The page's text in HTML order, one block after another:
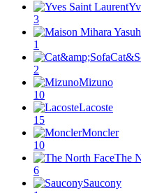
3
1
2
Mizuno
10
Lacoste
15
Moncler
10
The
6
Saucony